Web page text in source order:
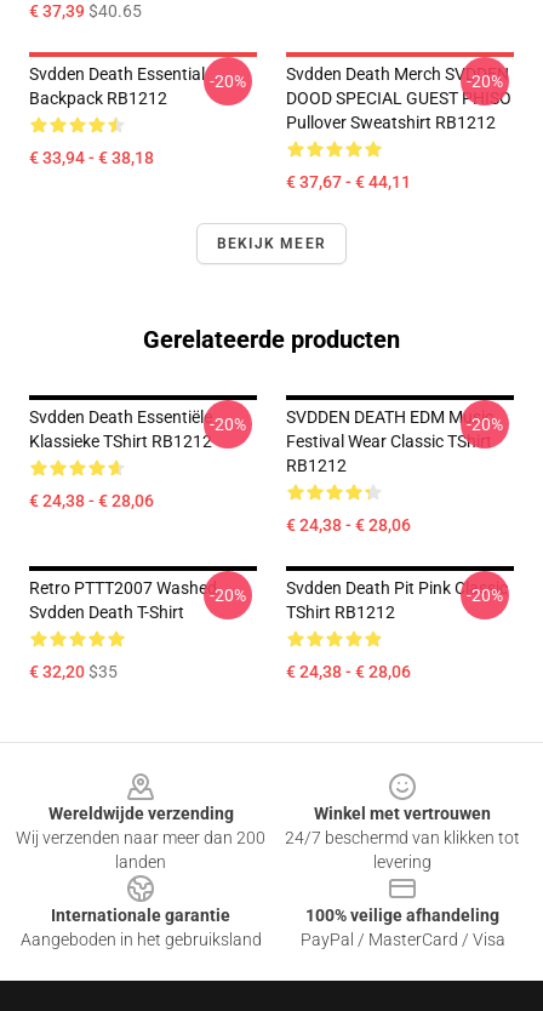
€ 37,39$40.65
Svdden Death Essential
Backpack RB1212
€ 33,94 - € 38,18
-20%
Svdden Death Merch SVDDEN
DOOD SPECIAL GUEST PHISO
Pullover Sweatshirt RB1212
€ 37,67 - € 44,11
-20%
BEKIJK MEER
Gerelateerde producten
Svdden Death Essentiële
Klassieke TShirt RB1212
€ 24,38 - € 28,06
-20%
SVDDEN DEATH EDM Music
Festival Wear Classic TShirt
RB1212
€ 24,38 - € 28,06
-20%
Retro PTTT2007 Washed
Svdden Death T-Shirt
€ 32,20$35
-20%
Svdden Death Pit Pink Classic
TShirt RB1212
€ 24,38 - € 28,06
-20%
Wereldwijde verzending
Wij verzenden naar meer dan 200
landen
Winkel met vertrouwen
24/7 beschermd van klikken tot
levering
Internationale garantie
Aangeboden in het gebruiksland
100% veilige afhandeling
PayPal / MasterCard / Visa